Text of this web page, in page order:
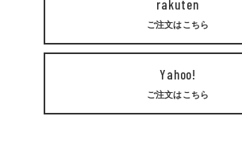
rakuten
ご注文はこちら
Yahoo!
ご注文はこちら